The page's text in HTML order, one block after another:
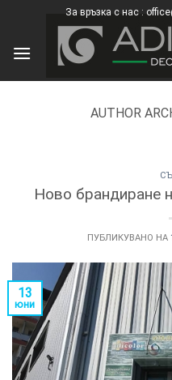
content
За връзка с нас :
AUTHOR
Ново
ПУБЛИКУВАНО НА
13
юни
×